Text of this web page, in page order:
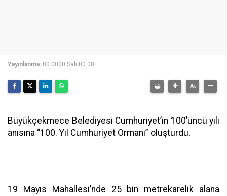
Yayınlanma: 00 0000 Salı 00:00
Büyükçekmece Belediyesi Cumhuriyet’in 100’üncü yılı
anısına “100. Yıl Cumhuriyet Ormanı” oluşturdu.
19 Mayıs Mahallesi’nde 25 bin metrekarelik alana